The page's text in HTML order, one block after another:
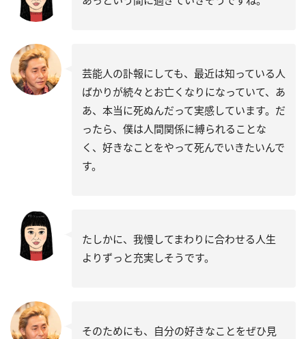
芸能人の訃報にしても、最近は知っている人
ばかりが続々とお亡くなりになっていて、あ
あ、本当に死ぬんだって実感しています。だ
ったら、僕は人間関係に縛られることな
く、好きなことをやって死んでいきたいんで
す。
たしかに、我慢してまわりに合わせる人生
よりずっと充実しそうです。
そのためにも、自分の好きなことをぜひ見